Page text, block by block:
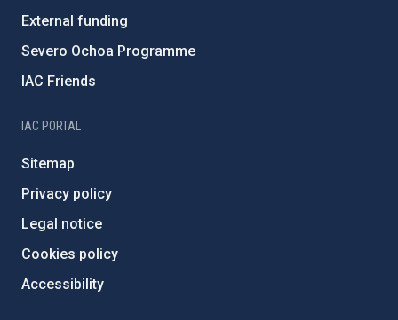
External funding
Severo Ochoa Programme
IAC Friends
IAC PORTAL
Sitemap
Privacy policy
Legal notice
Cookies policy
Accessibility